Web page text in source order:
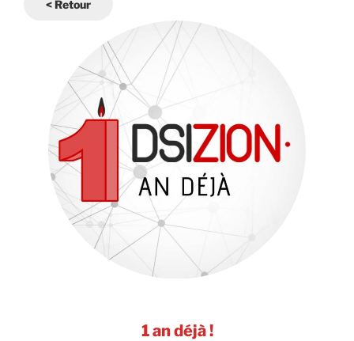
< Retour
1 an déjà !